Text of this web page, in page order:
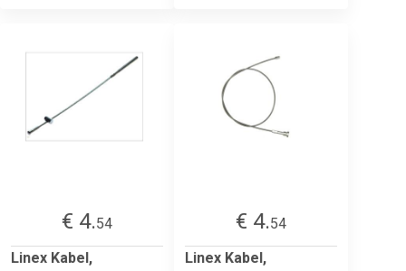
€ 4.54
Linex Kabel,
€ 4.54
Linex Kabel,